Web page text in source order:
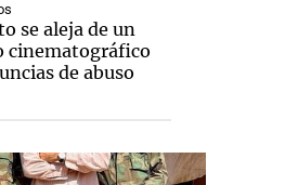
se aleja de un
cinematográfico
de abuso
Notas